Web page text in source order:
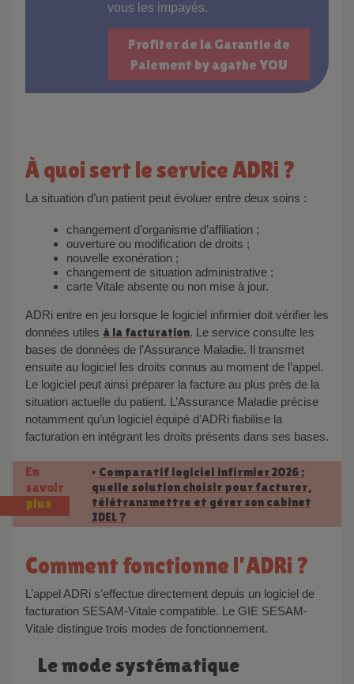
vous les impayés.
Profiter de la Garantie de
Paiement by agathe YOU
À quoi sert le service ADRi ?
La situation d’un patient peut évoluer entre deux soins :
changement d’organisme d’affiliation ;
ouverture ou modification de droits ;
nouvelle exonération ;
changement de situation administrative ;
carte Vitale absente ou non mise à jour.
ADRi entre en jeu lorsque le logiciel infirmier doit vérifier les
données utiles à la facturation. Le service consulte les
bases de données de l’Assurance Maladie. Il transmet
ensuite au logiciel les droits connus au moment de l’appel.
Le logiciel peut ainsi préparer la facture au plus près de la
situation actuelle du patient. L’Assurance Maladie précise
notamment qu’un logiciel équipé d’ADRi fiabilise la
facturation en intégrant les droits présents dans ses bases.
En
savoir
plus
• Comparatif logiciel infirmier 2026 :
quelle solution choisir pour facturer,
télétransmettre et gérer son cabinet
IDEL ?
Comment fonctionne l’ADRi ?
L’appel ADRi s’effectue directement depuis un logiciel de
facturation SESAM-Vitale compatible. Le GIE SESAM-
Vitale distingue trois modes de fonctionnement.
Le mode systématique